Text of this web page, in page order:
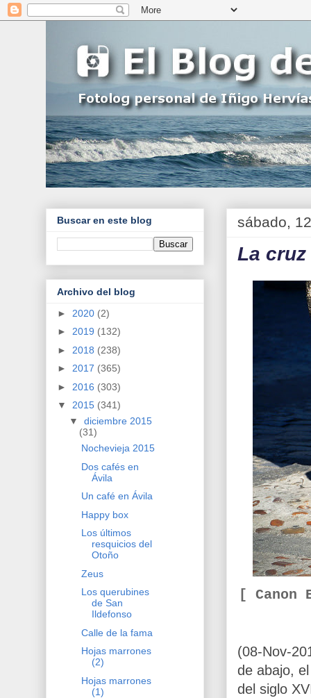
sábado,
La
[ Canon
(08-Nov-
de abajo,
del siglo
Buscar en este blog
Archivo del blog
► 2020 (2)
► 2019 (132)
► 2018 (238)
► 2017 (365)
► 2016 (303)
▼ 2015 (341)
▼ diciembre 2015
(31)
Nochevieja 2015
Dos cafés en
Ávila
Un café en Ávila
Happy box
Los últimos
resquicios del
Otoño
Zeus
Los querubines
de San
Ildefonso
Calle de la fama
Hojas marrones
(2)
Hojas marrones
(1)